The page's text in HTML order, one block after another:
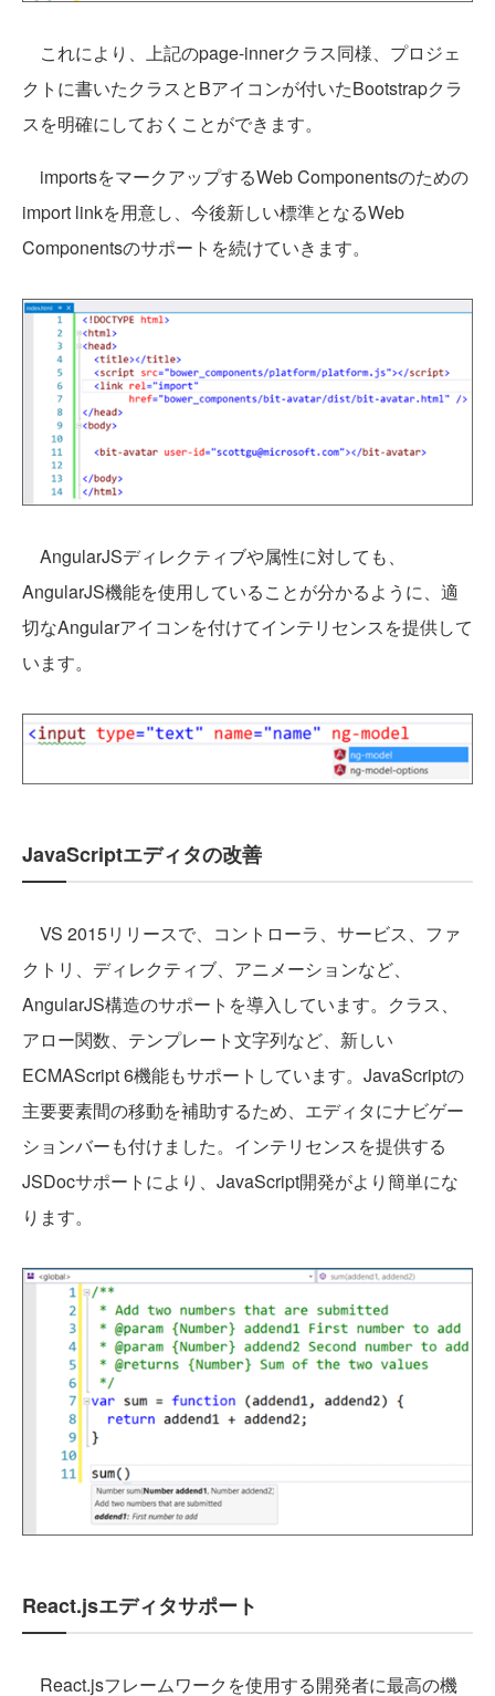
これにより、上記のpage-innerクラス同様、プロジェ
クトに書いたクラスとBアイコンが付いたBootstrapクラ
スを明確にしておくことができます。
importsをマークアップするWeb Componentsのための
import linkを用意し、今後新しい標準となるWeb
Componentsのサポートを続けていきます。
AngularJSディレクティブや属性に対しても、
AngularJS機能を使用していることが分かるように、適
切なAngularアイコンを付けてインテリセンスを提供して
います。
JavaScriptエディタの改善
VS 2015リリースで、コントローラ、サービス、ファ
クトリ、ディレクティブ、アニメーションなど、
AngularJS構造のサポートを導入しています。クラス、
アロー関数、テンプレート文字列など、新しい
ECMAScript 6機能もサポートしています。JavaScriptの
主要要素間の移動を補助するため、エディタにナビゲー
ションバーも付けました。インテリセンスを提供する
JSDocサポートにより、JavaScript開発がより簡単にな
ります。
React.jsエディタサポート
React.jsフレームワークを使用する開発者に最高の機